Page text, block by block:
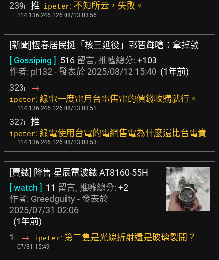
239F 推 ipeter: 不知所云，失敗。
114.136.246.126 08/13 03:56
[新聞]恆春居民挺「核三延役」郭智輝嗆：拿掉敦
[ Gossiping ] 516 留言, 推噓總分: +103
作者: pl132 - 發表於 2025/08/12 15:40 (1年前)
323F →
ipeter: 綠電一度電用台電售電的價錢收購就行。
114.136.246.126 08/13 03:51
327F 推
ipeter: 綠電使用台電的電網售電為什麼還比台電貴
114.136.246.126 08/13 03:53
[賣錶] 降售 星辰電波錶 AT8160-55H
[ watch ] 11 留言, 推噓總分: +2
作者: Greedguilty - 發表於
2025/07/31 02:06
(1年前)
1 F → ipeter: 第二隻是光線折射還是玻璃裂開？
07/31 15:49